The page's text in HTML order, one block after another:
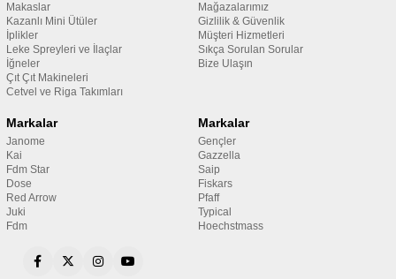
Makaslar
Kazanlı Mini Ütüler
İplikler
Leke Spreyleri ve İlaçlar
İğneler
Çıt Çıt Makineleri
Cetvel ve Riga Takımları
Mağazalarımız
Gizlilik & Güvenlik
Müşteri Hizmetleri
Sıkça Sorulan Sorular
Bize Ulaşın
Markalar
Janome
Kai
Fdm Star
Dose
Red Arrow
Juki
Fdm
Markalar
Gençler
Gazzella
Saip
Fiskars
Pfaff
Typical
Hoechstmass